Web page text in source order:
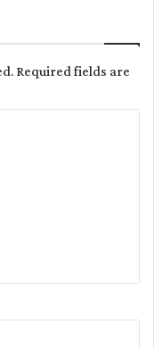
Required fields are
t